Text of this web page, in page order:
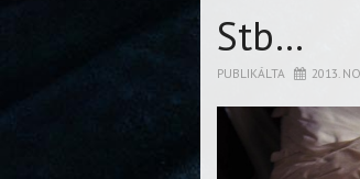
Stb…
PUBLIKÁLTA 2013.